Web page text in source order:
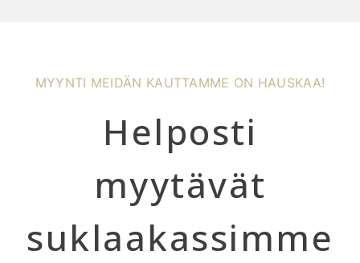
MYYNTI MEIDÄN KAUTTAMME ON HAUSKAA!
Helposti
myytävät
suklaakassimme